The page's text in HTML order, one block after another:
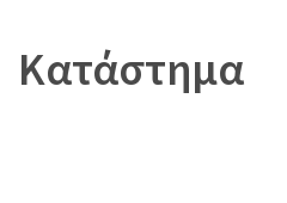
Κατάστημα